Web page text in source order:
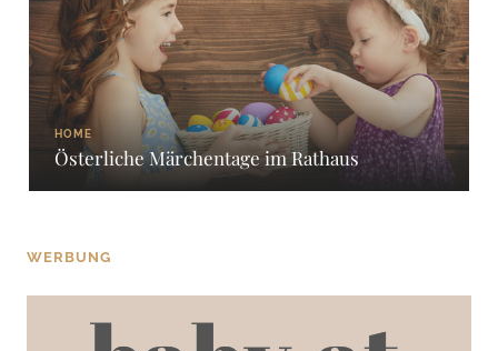
HOME
Österliche Märchentage im Rathaus
WERBUNG